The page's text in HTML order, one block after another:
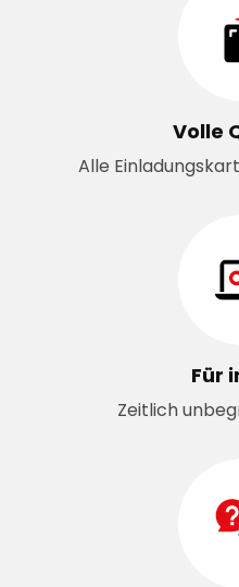
Volle
Alle
Für
Zeitlich